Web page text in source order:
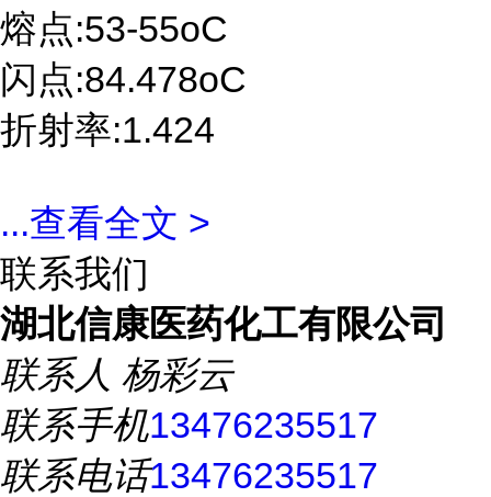
熔点:53-55oC
闪点:84.478oC
折射率:1.424
...查看全文 >
联系我们
湖北信康医药化工有限公司
联系人 杨彩云
联系手机13476235517
联系电话13476235517